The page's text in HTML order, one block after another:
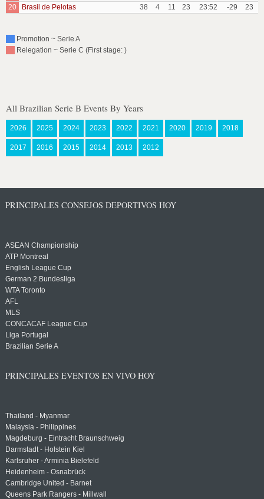
20
Brasil de Pelotas 38 4 11 23 23:52 -29 23
Promotion ~ Serie A
Relegation ~ Serie C (First stage: )
All Brazilian Serie B Events By Years
2026 2025 2024 2023 2022 2021 2020 2019 2018
2017 2016 2015 2014 2013 2012
PRINCIPALES CONSEJOS DEPORTIVOS HOY
ASEAN Championship
ATP Montreal
English League Cup
German 2 Bundesliga
WTA Toronto
AFL
MLS
CONCACAF League Cup
Liga Portugal
Brazilian Serie A
PRINCIPALES EVENTOS EN VIVO HOY
Thailand - Myanmar
Malaysia - Philippines
Magdeburg - Eintracht Braunschweig
Darmstadt - Holstein Kiel
Karlsruher - Arminia Bielefeld
Heidenheim - Osnabrück
Cambridge United - Barnet
Queens Park Rangers - Millwall